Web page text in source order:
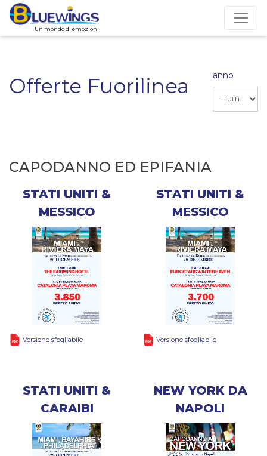
Un mondo di emozioni
Offerte Fuorilinea anno
CAPODANNO ED EPIFANIA
STATI UNITI &
MESSICO
Versione sfogliabile
STATI UNITI &
MESSICO
Versione sfogliabile
STATI UNITI &
CARAIBI
NEW YORK DA
NAPOLI